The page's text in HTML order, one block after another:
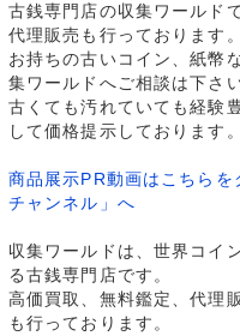
古銭専門店の収集ワールド
代理販売も行っております。
お持ちの古いコイン、紙幣
集ワールドへご相談は下さい
古くても汚れていても経験
して価格提示しております。
商品展示PR動画はこちら
チャンネル」へ
収集ワールドは、世界コイ
る古銭専門店です。
高価買取、無料鑑定、代理
も行っております。